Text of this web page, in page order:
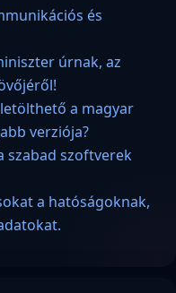
és
úrnak, az
a magyar
verziója?
szabad szoftverek
a hatóságoknak,